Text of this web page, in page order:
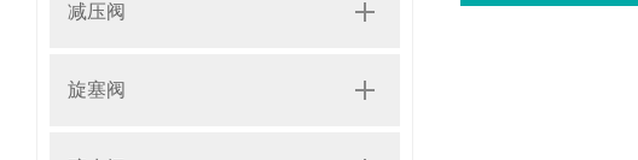
减压阀
旋塞阀